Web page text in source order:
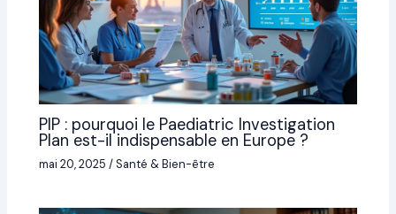
PIP : pourquoi le Paediatric Investigation
Plan est-il indispensable en Europe ?
mai 20, 2025/Santé & Bien-être